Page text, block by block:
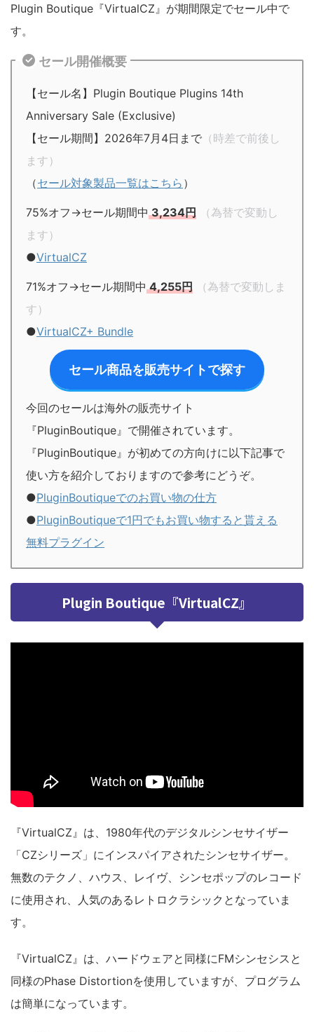
Plugin Boutique『VirtualCZ』が期間限定でセール中で
す。
セール開催概要
【セール名】Plugin Boutique Plugins 14th
Anniversary Sale (Exclusive)
【セール期間】2026年7月4日まで （時差で前後し
ます）
（セール対象製品一覧はこちら ）
75%オフ→セール期間中3,234円
（為替で変動し
ます）
●VirtualCZ
71%オフ→セール期間中4,255円
（為替で変動しま
す）
●VirtualCZ+ Bundle
セール商品を販売サイトで探す
今回のセールは海外の販売サイト
『PluginBoutique』で開催されています。
『PluginBoutique』が初めての方向けに以下記事で
使い方を紹介しておりますので参考にどうぞ。
●PluginBoutiqueでのお買い物の仕方
●PluginBoutiqueで1円でもお買い物すると貰える
無料プラグイン
Plugin Boutique『VirtualCZ』
『VirtualCZ』は、1980年代のデジタルシンセサイザー
「CZシリーズ」にインスパイアされたシンセサイザー。
無数のテクノ、ハウス、レイヴ、シンセポップのレコード
に使用され、人気のあるレトロクラシックとなっていま
す。
『VirtualCZ』は、ハードウェアと同様にFMシンセシスと
同様のPhase Distortionを使用していますが、プログラム
は簡単になっています。